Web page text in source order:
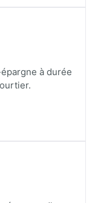
à durée